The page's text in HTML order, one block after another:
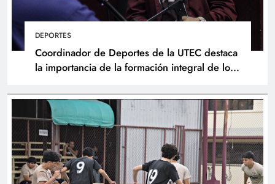
DEPORTES
Coordinador de Deportes de la UTEC destaca
la importancia de la formación integral de los